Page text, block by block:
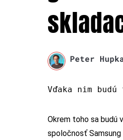
Peter
Vďaka nim
Okrem toho sa budú
spoločnosť Samsung